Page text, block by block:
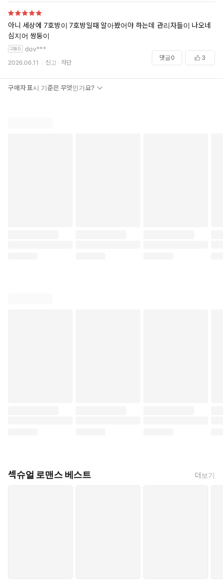
아니 세상에 7호방이 7호방일때 알아봤어야 하는데 관리자들이 나오네
심지어 쌍둥이
dov***
2026.06.11 신고 차단
댓글0 3
구매자 표시 기준은 무엇인가요?
섹슈얼 로맨스 베스트 더보기